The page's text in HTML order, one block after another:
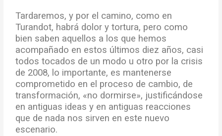
Tardaremos, y por el camino, como en
Turandot, habrá dolor y tortura, pero como
bien saben aquellos a los que hemos
acompañado en estos últimos diez años, casi
todos tocados de un modo u otro por la crisis
de 2008, lo importante, es mantenerse
comprometido en el proceso de cambio, de
transformación, «no dormirse», justificándose
en antiguas ideas y en antiguas reacciones
que de nada nos sirven en este nuevo
escenario.